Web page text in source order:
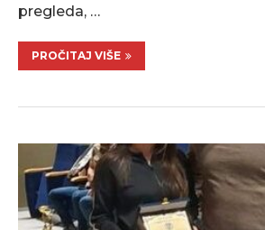
pregleda, …
PROČITAJ VIŠE